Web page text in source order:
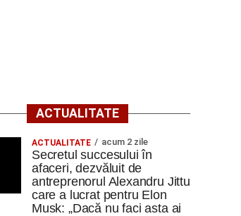
ACTUALITATE
ACTUALITATE acum 2 zile
Secretul succesului în
afaceri, dezvăluit de
antreprenorul Alexandru Jittu
care a lucrat pentru Elon
Musk: „Dacă nu faci asta ai